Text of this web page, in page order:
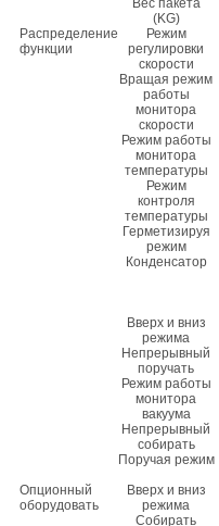
Вес пакета
(KG)
Распределение
функции
Режим
регулировки
скорости
Вращая режим
работы
монитора
скорости
Режим работы
монитора
температуры
Режим
контроля
температуры
Герметизируя
режим
Конденсатор
Вверх и вниз
режима
Непрерывный
поручать
Режим работы
монитора
вакуума
Непрерывный
собирать
Поручая режим
Опционный
оборудовать
Вверх и вниз
режима
Собирать